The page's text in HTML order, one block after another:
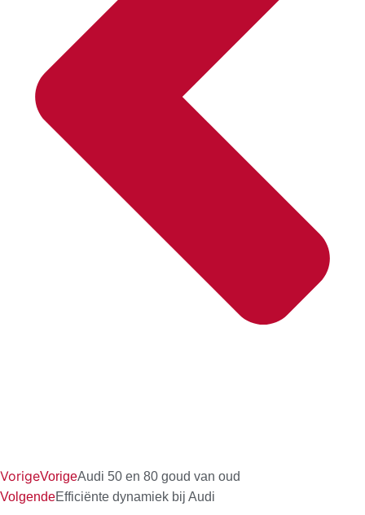
VorigeVorigeAudi 50 en 80 goud van oud
VolgendeEfficiënte dynamiek bij Audi